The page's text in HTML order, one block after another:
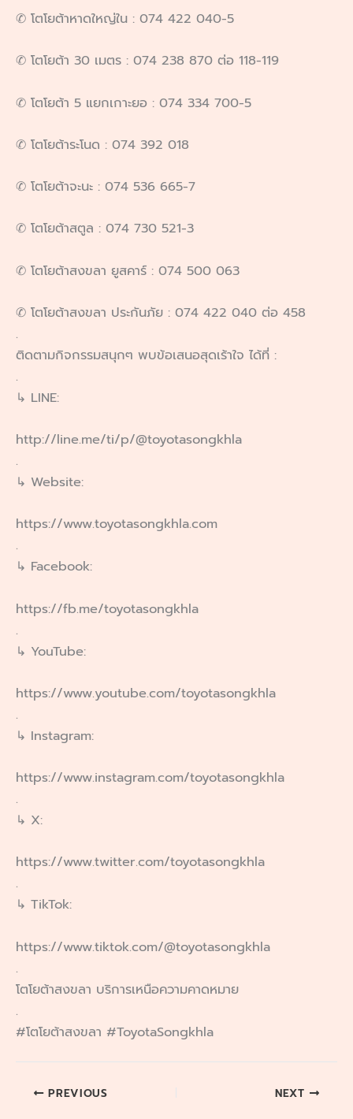
✆ โตโยต้าหาดใหญ่ใน : 074 422 040-5
✆ โตโยต้า 30 เมตร : 074 238 870 ต่อ 118-119
✆ โตโยต้า 5 แยกเกาะยอ : 074 334 700-5
✆ โตโยต้าระโนด : 074 392 018
✆ โตโยต้าจะนะ : 074 536 665-7
✆ โตโยต้าสตูล : 074 730 521-3
✆ โตโยต้าสงขลา ยูสคาร์ : 074 500 063
✆ โตโยต้าสงขลา ประกันภัย : 074 422 040 ต่อ 458
.
ติดตามกิจกรรมสนุกๆ พบข้อเสนอสุดเร้าใจ ได้ที่ :
.
↳ LINE:
http://line.me/ti/p/@toyotasongkhla
.
↳ Website:
https://www.toyotasongkhla.com
.
↳ Facebook:
https://fb.me/toyotasongkhla
.
↳ YouTube:
https://www.youtube.com/toyotasongkhla
.
↳ Instagram:
https://www.instagram.com/toyotasongkhla
.
↳ X:
https://www.twitter.com/toyotasongkhla
.
↳ TikTok:
https://www.tiktok.com/@toyotasongkhla
.
โตโยต้าสงขลา บริการเหนือความคาดหมาย
.
#โตโยต้าสงขลา #ToyotaSongkhla
PREVIOUS NEXT